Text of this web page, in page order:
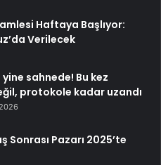
Haftaya Başlıyor:
Verilecek
sahnede! Bu kez
protokole kadar uzandı
Sonrası Pazarı 2025’te